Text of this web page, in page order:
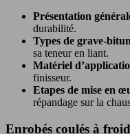
Présentation
durabilité.
Types de grave-
sa teneur en liant.
Matériel
finisseur.
Etapes de mise en
répandage sur la
Enrobés coulés à